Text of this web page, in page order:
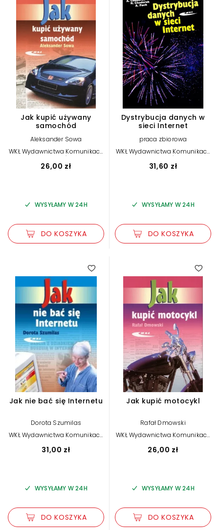
Jak kupić używany
samochód
Aleksander Sowa
WKŁ Wydawnictwa Komunikacji
i Łączności
26,00 zł
WYSYŁAMY W 24H
DO KOSZYKA
Dystrybucja danych w
sieci Internet
praca zbiorowa
WKŁ Wydawnictwa Komunikacji
i Łączności
31,60 zł
WYSYŁAMY W 24H
DO KOSZYKA
Jak nie bać się Internetu
Dorota Szumilas
WKŁ Wydawnictwa Komunikacji
i Łączności
31,00 zł
WYSYŁAMY W 24H
DO KOSZYKA
Jak kupić motocykl
Rafał Dmowski
WKŁ Wydawnictwa Komunikacji
i Łączności
26,00 zł
WYSYŁAMY W 24H
DO KOSZYKA